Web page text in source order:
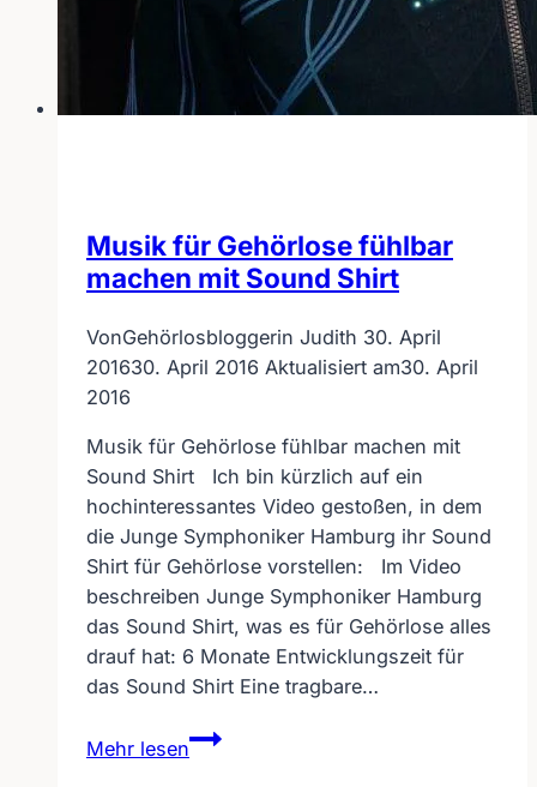
Musik für Gehörlose fühlbar
machen mit Sound Shirt
VonGehörlosbloggerin Judith 30. April
201630. April 2016 Aktualisiert am30. April
2016
Musik für Gehörlose fühlbar machen mit
Sound Shirt Ich bin kürzlich auf ein
hochinteressantes Video gestoßen, in dem
die Junge Symphoniker Hamburg ihr Sound
Shirt für Gehörlose vorstellen: Im Video
beschreiben Junge Symphoniker Hamburg
das Sound Shirt, was es für Gehörlose alles
drauf hat: 6 Monate Entwicklungszeit für
das Sound Shirt Eine tragbare…
Mehr lesen
Musik
für